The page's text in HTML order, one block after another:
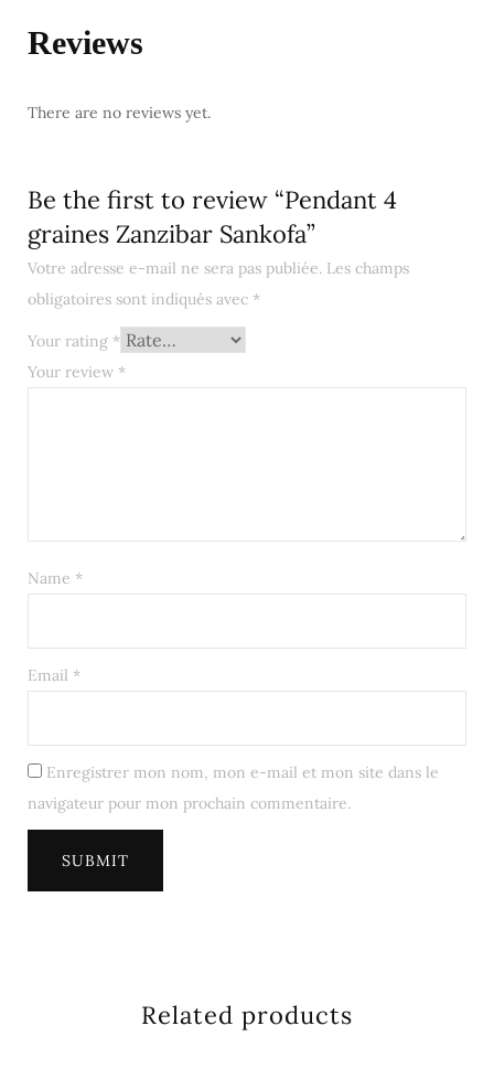
Reviews
There are no reviews yet.
Be the first to review “Pendant 4
graines Zanzibar Sankofa”
Votre adresse e-mail ne sera pas publiée. Les champs
obligatoires sont indiqués avec *
Your rating *
Your review *
Name *
Email *
Enregistrer mon nom, mon e-mail et mon site dans le
navigateur pour mon prochain commentaire.
Related products